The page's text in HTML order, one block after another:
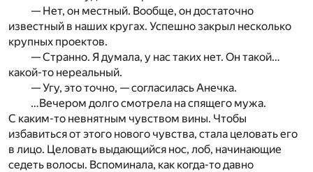
— Нет, он местный. Вообще, он достаточно
известный в наших кругах. Успешно закрыл несколько
крупных проектов.
— Странно. Я думала, у нас таких нет. Он такой…
какой-то нереальный.
— Угу, это точно, — согласилась Анечка.
…Вечером долго смотрела на спящего мужа.
С каким-то невнятным чувством вины. Чтобы
избавиться от этого нового чувства, стала целовать его
в лицо. Целовать выдающийся нос, лоб, начинающие
седеть волосы. Вспоминала, как когда-то давно